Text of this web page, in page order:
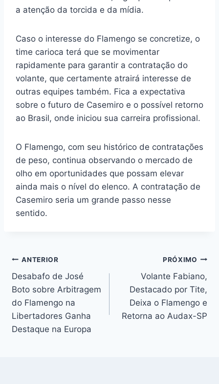
a atenção da torcida e da mídia.
Caso o interesse do Flamengo se concretize, o
time carioca terá que se movimentar
rapidamente para garantir a contratação do
volante, que certamente atrairá interesse de
outras equipes também. Fica a expectativa
sobre o futuro de Casemiro e o possível retorno
ao Brasil, onde iniciou sua carreira profissional.
O Flamengo, com seu histórico de contratações
de peso, continua observando o mercado de
olho em oportunidades que possam elevar
ainda mais o nível do elenco. A contratação de
Casemiro seria um grande passo nesse
sentido.
Navegação
de
Post
ANTERIOR
Desabafo de José
Boto sobre Arbitragem
do Flamengo na
Libertadores Ganha
Destaque na Europa
PRÓXIMO
Volante Fabiano,
Destacado por Tite,
Deixa o Flamengo e
Retorna ao Audax-SP